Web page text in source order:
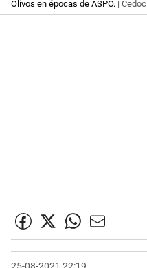
Olivos en épocas de ASPO. | Cedoc